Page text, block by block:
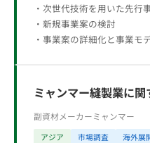
・次世代技術を用いた先行
・新規事業案の検討
・事業案の詳細化と事業モ
ミャンマー縫製業に
副資材メーカーミャンマー
アジア 市場調査 海外展